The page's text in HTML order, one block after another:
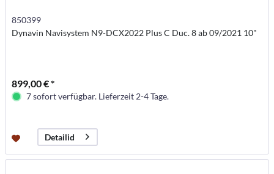
850399
Dynavin Navisystem N9-DCX2022 Plus C Duc. 8 ab 09/2021 10"
899,00 € *
7 sofort verfügbar. Lieferzeit 2-4 Tage.
Detailid